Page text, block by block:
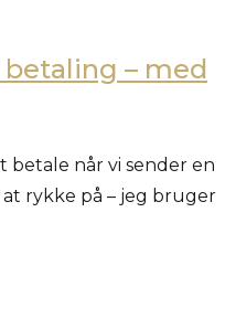
– med
betale når vi sender en
rykke på – jeg bruger